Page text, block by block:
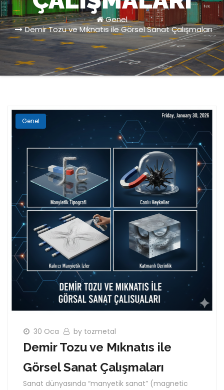
Genel
Demir Tozu ve Mıknatıs ile Görsel Sanat Çalışmaları
Genel
30 Oca by tozmetal
Demir Tozu ve Mıknatıs ile
Görsel Sanat Çalışmaları
Sanat dünyasında “manyetik sanat” (magnetic